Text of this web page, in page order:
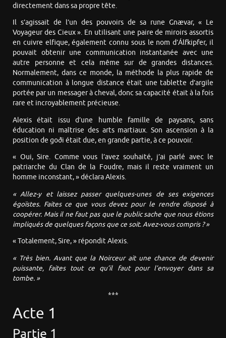
directement dans sa propre tête.
Il s’agissait de l’un des pouvoirs de sa rune Gnævar, « Le
Voyageur des Cieux ». En utilisant une paire de miroirs assortis
en cuivre elfique, également connu sous le nom d’Álfkipfer, il
pouvait obtenir une communication instantanée avec une
autre personne et cela même sur de grandes distances.
Normalement, dans ce monde, la méthode la plus rapide de
communication à longue distance était une tablette d’argile
portée par un messager à cheval, donc sa capacité était à la fois
rare et incroyablement précieuse.
Alexis était issu d’une humble famille de paysans, sans
éducation ni maîtrise des arts martiaux. Son ascension à la
position de goði était due, en grande partie, à ce pouvoir.
« Oui, Sire. Comme vous l’avez souhaité, j’ai parlé avec le
patriarche du Clan de la Foudre, mais il reste vraiment un
homme inconstant, » déclara Alexis.
« Allez-y et laissez passer quelques-unes de ses exigences
égoïstes. Faites ce que vous devez pour le rendre disposé à
coopérer. Mais il ne faut pas que le public sache que nous étions
impliqués de quelques façons que ce soit. Avez-vous compris ? »
« Totalement, Sire, » répondit Alexis.
« Très bien. Avant que la Noirceur ait une chance de devenir
puissante, faites tout ce qu’il faut pour l’envoyer dans sa
tombe. »
***
Acte 1
Partie 1